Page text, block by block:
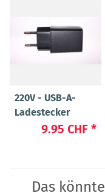
220V - USB-A-
Ladestecker
9.95 CHF *
Das